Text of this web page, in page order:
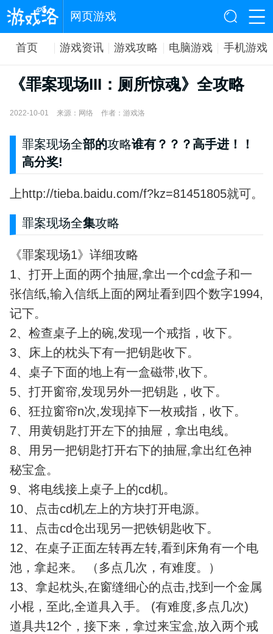
网页游戏
首页 游戏资讯 游戏攻略 电脑游戏 手机游戏
《罪案现场III：厕所惊魂》全攻略
2022-10-01 来源：网络 作者：游戏洛
罪案现场全部的攻略谁有？？？高手进！！
高分奖!
上http://tieba.baidu.com/f?kz=81451805就可。
罪案现场全集攻略
《罪案现场1》详细攻略
1、打开上面的两个抽屉,拿出一个cd盒子和一
张信纸,输入信纸上面的网址看到四个数字1994,
记下。
2、检查桌子上的碗,发现一个戒指，收下。
3、床上的枕头下有一把钥匙收下。
4、桌子下面的地上有一盒磁带,收下。
5、打开窗帘,发现另外一把钥匙，收下。
6、狂拉窗帘n次,发现掉下一枚戒指，收下。
7、用黄钥匙打开左下的抽屉，拿出电线。
8、用另一把钥匙打开右下的抽屉,拿出红色神
秘宝盒。
9、将电线接上桌子上的cd机。
10、点击cd机左上的方块打开电源。
11、点击cd仓出现另一把铁钥匙收下。
12、在桌子正面左转再左转,看到床角有一个电
池，拿起来。 （多点几次，有难度。）
13、拿起枕头,在窗缝细心的点击,找到一个金属
小棍，至此,全道具入手。 (有难度,多点几次)
道具共12个，接下来，拿过来宝盒,放入两个戒